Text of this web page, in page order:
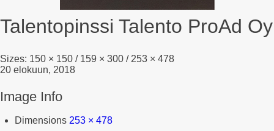
Talentopinssi Talento ProAd Oy
Sizes: 150 × 150 / 159 × 300 / 253 × 478
20 elokuun, 2018
Image Info
Dimensions 253 × 478